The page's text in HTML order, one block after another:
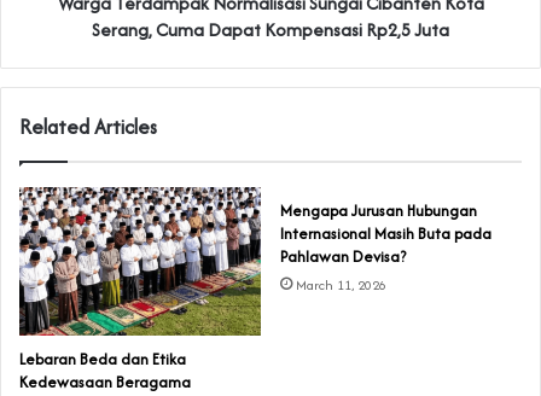
Serang, Cuma Dapat Kompensasi Rp2,5 Juta
Related Articles
Lebaran Beda dan Etika
Kedewasaan Beragama
Mengapa Jurusan Hubungan
Internasional Masih Buta pada
Pahlawan Devisa?
March 11, 2026